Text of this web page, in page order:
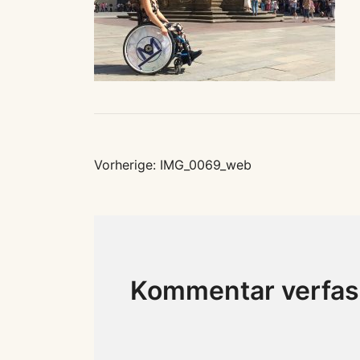
Vorherige: IMG_0069_web
Kommentar